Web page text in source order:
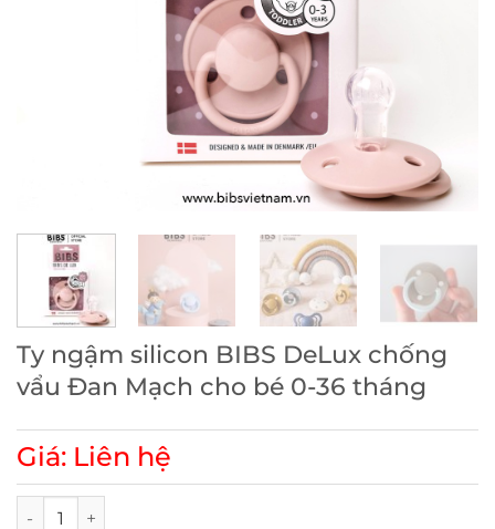
Ty ngậm silicon BIBS DeLux chống
vẩu Đan Mạch cho bé 0-36 tháng
Giá: Liên hệ
Ty ngậm silicon BIBS DeLux chống vẩu Đan Mạch cho bé